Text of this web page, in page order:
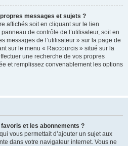
messages et sujets ?
affichés soit en cliquant sur le lien
de contrôle de l’utilisateur, soit en
messages de l’utilisateur » sur la page de
sur le menu « Raccourcis » situé sur la
une recherche de vos propres
et remplissez convenablement les options
et les abonnements ?
vous permettait d’ajouter un sujet aux
dans votre navigateur internet. Vous ne